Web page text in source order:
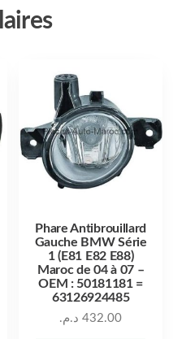
Phare Antibrouillard
Gauche BMW Série
1 (E81 E82 E88)
Maroc de 04 à 07 –
OEM : 50181181 =
63126924485
432.00 د.م.